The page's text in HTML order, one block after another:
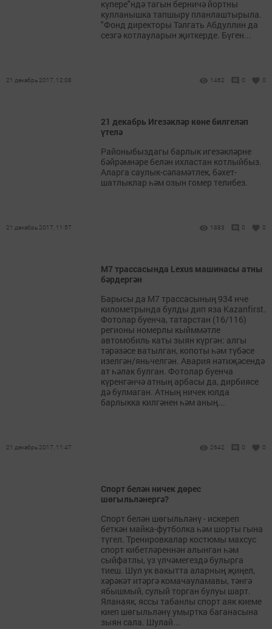
күпере"ндә тагын берничә йортны
кулланышка тапшыру планлаштырыла.
"Фонд директоры Тәлгать Абдуллин да
сезгә котлауларын җиткерде. Бүген...
21 декабрь 2017, 12:08 1462 0 0
21 декабрь Игезәкләр көне билгеләп
үтелә
Районыбыздагы барлык игезәкләрне
бәйрәмнәре белән ихластан котлыйбыз.
Аларга саулык-сәламәтлек, бәхет-
шатлыклар һәм озын гомер телибез.
21 декабрь 2017, 11:57 1883 0 0
M7 трассасында Lexus машинасы атны
бәрдергән
Барысы да M7 трассасының 934 нче
километрында булды дип яза Kazanfirst.
Фотолар буенча, татарстан (16/116)
регионы номерлы кыйммәтле
автомобиль каты зыян күргән: алгы
тәрәзәсе ватылган, копоты һәм түбәсе
изелгән/яньчелгән. Авария нәтиҗәсендә
ат һәлак булган. Фотолар буенча
күренгәнчә атның арбасы да, дирбиясе
дә булмаган. Атның ничек юлда
барлыкка килгәнен һәм аның...
21 декабрь 2017, 11:47 2642 0 0
Спорт белән ничек дөрес
шөгыльләнергә?
Спорт белән шөгыльләнү - искереп
беткән майка-футболка һәм шорты гына
түгел. Тренировкалар костюмы махсус
спорт кибетләреннән алынган һәм
сыйфатлы, үз үлчәмегездә булырга
тиеш. Шул ук вакытта аларның җиңел,
хәрәкәт итәргә комачауламавы, тәнгә
ябышмый, сулый торган булуы шарт.
Яланаяк, яссы табанлы спорт аяк киеме
киеп шөгыльләнү умыртка баганасына
зыян сала. Шулай...